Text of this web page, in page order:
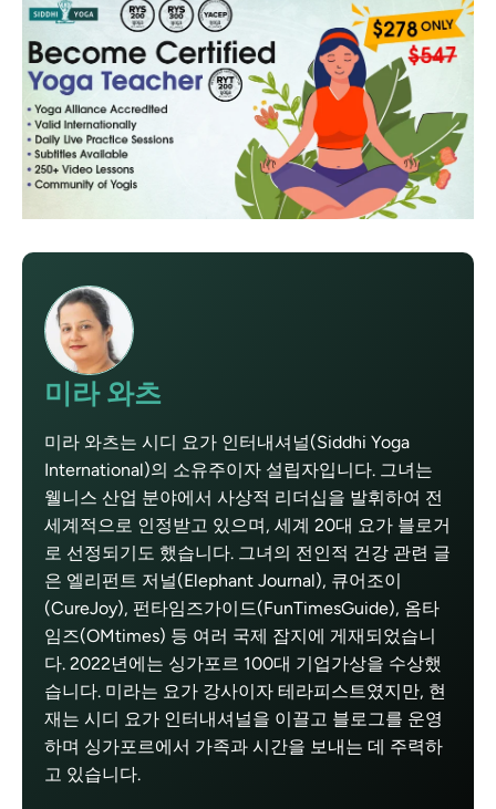
미라 와츠
미라 와츠는 시디 요가 인터내셔널(Siddhi Yoga
International)의 소유주이자 설립자입니다. 그녀는
웰니스 산업 분야에서 사상적 리더십을 발휘하여 전
세계적으로 인정받고 있으며, 세계 20대 요가 블로거
로 선정되기도 했습니다. 그녀의 전인적 건강 관련 글
은 엘리펀트 저널(Elephant Journal), 큐어조이
(CureJoy), 펀타임즈가이드(FunTimesGuide), 옴타
임즈(OMtimes) 등 여러 국제 잡지에 게재되었습니
다. 2022년에는 싱가포르 100대 기업가상을 수상했
습니다. 미라는 요가 강사이자 테라피스트였지만, 현
재는 시디 요가 인터내셔널을 이끌고 블로그를 운영
하며 싱가포르에서 가족과 시간을 보내는 데 주력하
고 있습니다.